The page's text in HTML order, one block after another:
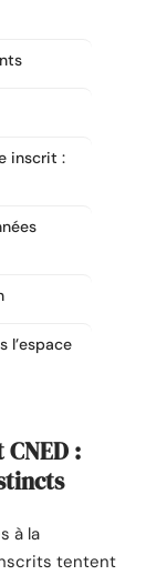
inscrit :
l’espace
:
à la
tentent